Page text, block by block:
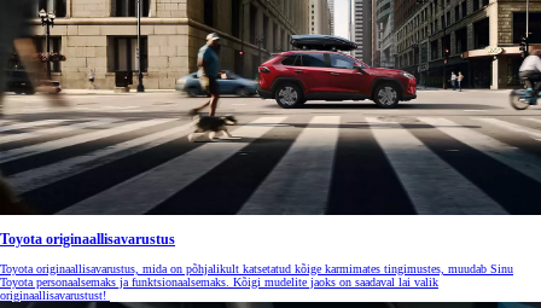
Toyota originaallisavarustus
Toyota originaallisavarustus, mida on põhjalikult katsetatud kõige karmimates tingimustes, muudab Sinu
Toyota personaalsemaks ja funktsionaalsemaks. Kõigi mudelite jaoks on saadaval lai valik
originaallisavarustust!